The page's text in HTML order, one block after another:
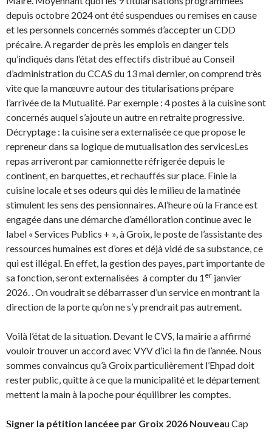
depuis octobre 2024 ont été suspendues ou remises en cause
et les personnels concernés sommés d’accepter un CDD
précaire. A regarder de près les emplois en danger tels
qu’indiqués dans l’état des effectifs distribué au Conseil
d’administration du CCAS du 13 mai dernier, on comprend très
vite que la manœuvre autour des titularisations prépare
l’arrivée de la Mutualité. Par exemple : 4 postes à la cuisine sont
concernés auquel s’ajoute un autre en retraite progressive.
Décryptage : la cuisine sera externalisée ce que propose le
repreneur dans sa logique de mutualisation des servicesLes
repas arriveront par camionnette réfrigerée depuis le
continent, en barquettes, et rechauffés sur place. Finie la
cuisine locale et ses odeurs qui dès le milieu de la matinée
stimulent les sens des pensionnaires. Al’heure où la France est
engagée dans une démarche d’amélioration continue avec le
label « Services Publics + », à Groix, le poste de l’assistante des
ressources humaines est d’ores et déjà vidé de sa substance, ce
qui est illégal. En effet, la gestion des payes, part importante de
sa fonction, seront externalisées à compter du 1 er janvier
2026. . On voudrait se débarrasser d’un service en montrant la
direction de la porte qu’on ne s’y prendrait pas autrement.
Voilà l’état de la situation. Devant le CVS, la mairie a affirmé
vouloir trouver un accord avec VYV d’ici la fin de l’année. Nous
sommes convaincus qu’à Groix particulièrement l’Ehpad doit
rester public, quitte à ce que la municipalité et le département
mettent la main à la poche pour équilibrer les comptes.
Signer la pétition lancéee par Groix 2026 Nouveau Cap